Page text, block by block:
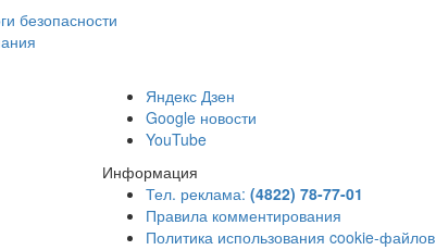
безопасности
Яндекс Дзен
Google новости
YouTube
Информация
Тел. реклама: (4822) 78-77-01
Правила комментирования
Политика использования cookie-файлов